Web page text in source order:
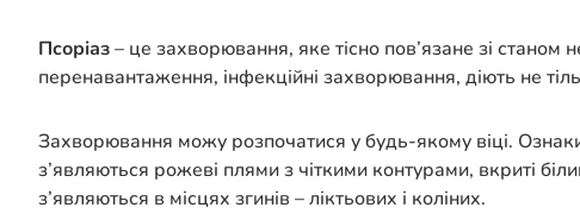
Псоріаз– це захворювання, яке тісно пов’язане зі
перенавантаження, інфекційні захворювання, діють не
Захворювання можу розпочатися у будь-якому віці.
з’являються рожеві плями з чіткими контурами, вкриті
з’являються в місцях згинів – ліктьових і коліних.